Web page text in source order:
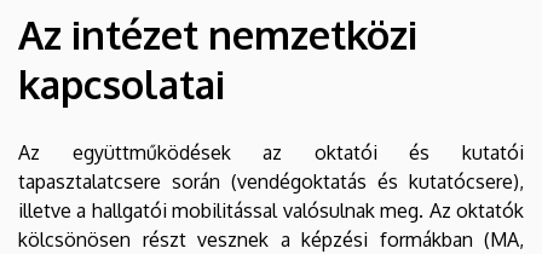
Néprajztudományi
és
Muzeológiai
Intézet
Az intézet nemzetközi
kapcsolatai
Az együttműködések az oktatói és kutatói
tapasztalatcsere során (vendégoktatás és kutatócsere),
illetve a hallgatói mobilitással valósulnak meg. Az oktatók
kölcsönösen részt vesznek a képzési formákban (MA,